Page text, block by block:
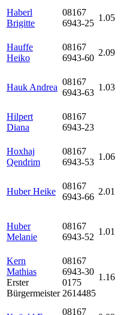
Haberl
Brigitte
08167
6943-25
1.05
Hauffe
Heiko
08167
6943-60
2.09
Hauk Andrea
08167
6943-63
1.03
Hilpert
Diana
08167
6943-23
Hoxhaj
Qendrim
08167
6943-53
1.06
Huber Heike
08167
6943-66
2.01
Huber
Melanie
08167
6943-52
1.01
Kern
Mathias
Erster
Bürgermeister
08167
6943-30
0175
2614485
1.16
08167